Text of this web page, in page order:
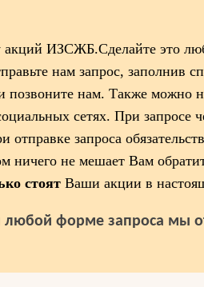
акций ИЗСЖБ.Сделайте это
нам запрос, заполнив
позвоните нам. Также можно
сетях. При запросе
отправке запроса
ничего не мешает Вам
стоят Ваши акции в
любой форме запроса мы